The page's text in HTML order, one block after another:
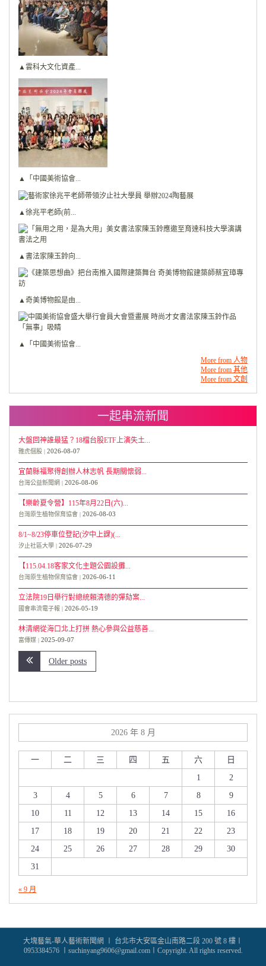
▲雲科大文化資產...
▲「中國美術協會...
▲徐兆平老師(前...
▲書法家陳玉鈴向...
▲奇美博物館是由...
▲「中國美術協會...
More from 人物
More from 其他
More from 文創
一起串流新聞
大盤回神誰最猛？18檔台股ETF上演失土...
雅虎個股 2026-08-07
宜蘭縣福聚得創辦人林志帆 長期關懷弱...
台灣公益新聞網 2026-08-06
【樂齡夏令營】115年8月22日(六)...
台灣原生植物保育協會 2026-08-03
8/1~8/23停車位登記(汐中上課)(...
汐止社區大學 2026-07-29
【115.04.18客家文化主題公園設攤...
台灣原生植物保育協會 2026-06-11
立法院19日舉行對總統賴清德的彈劾案...
國會串流電子報 2026-05-19
林清網從海口北上打拼 熱心參與公益慈善...
富傳媒 2025-09-07
Older posts
2026 年 8 月
一 二 三 四 五 六
日
1
2
3
4 5 6 7 8
9
10
11 12 13 14 15
16
17
18 19 20 21 22
23
24
25 26 27 28 29
30
31
« 9 月
大塊藝氣-華人藝術新聞網 〡 台北市大安區金山南路二段 200 號 8 樓〡
0953384576 〡suchinyang9606@gmail.com〡Copyright. All rights reserved.